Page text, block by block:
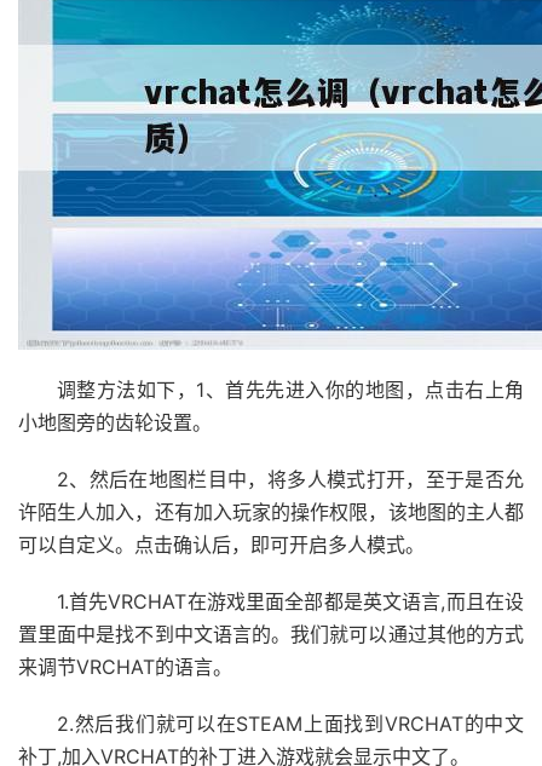
调整方法如下，1、首先先进入你的地图，点击右上角
小地图旁的齿轮设置。
2、然后在地图栏目中，将多人模式打开，至于是否允
许陌生人加入，还有加入玩家的操作权限，该地图的主人都
可以自定义。点击确认后，即可开启多人模式。
1.首先VRCHAT在游戏里面全部都是英文语言,而且在设
置里面中是找不到中文语言的。我们就可以通过其他的方式
来调节VRCHAT的语言。
2.然后我们就可以在STEAM上面找到VRCHAT的中文
补丁,加入VRCHAT的补丁进入游戏就会显示中文了。